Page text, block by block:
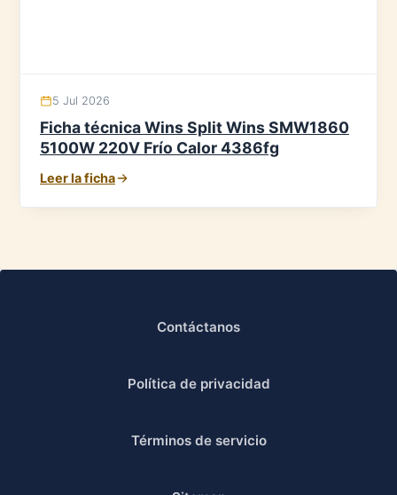
5 Jul 2026
Ficha técnica Wins Split Wins SMW1860
5100W 220V Frío Calor 4386fg
Leer la ficha
Contáctanos
Política de privacidad
Términos de servicio